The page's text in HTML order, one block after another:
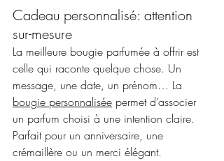
Cadeau personnalisé: attention
sur-mesure
La meilleure bougie parfumée à offrir est
celle qui raconte quelque chose. Un
message, une date, un prénom… La
bougie personnalisée permet d’associer
un parfum choisi à une intention claire.
Parfait pour un anniversaire, une
crémaillère ou un merci élégant.